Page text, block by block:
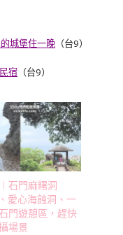
城堡住一晚 （台9）
宿 （台9）
石門麻糬洞
愛心海蝕洞、一
門遊憩區，趕快
場景